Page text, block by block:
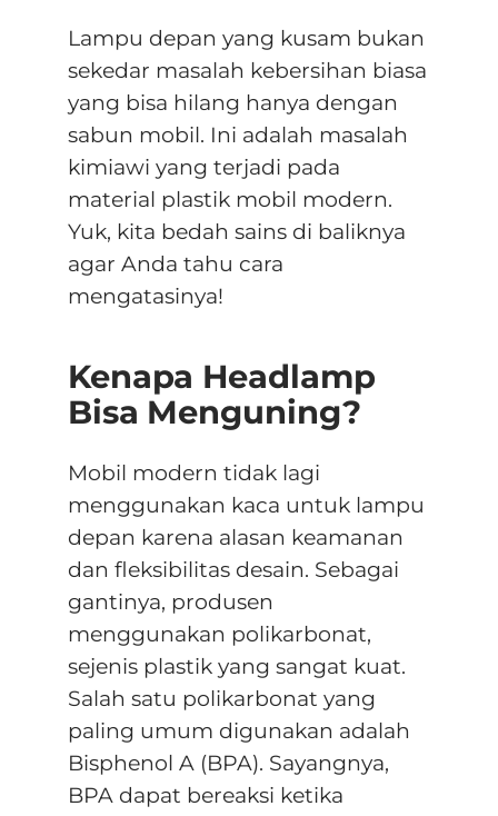
Lampu depan yang kusam bukan
sekedar masalah kebersihan biasa
yang bisa hilang hanya dengan
sabun mobil. Ini adalah masalah
kimiawi yang terjadi pada
material plastik mobil modern.
Yuk, kita bedah sains di baliknya
agar Anda tahu cara
mengatasinya!
Kenapa Headlamp
Bisa Menguning?
Mobil modern tidak lagi
menggunakan kaca untuk lampu
depan karena alasan keamanan
dan fleksibilitas desain. Sebagai
gantinya, produsen
menggunakan polikarbonat,
sejenis plastik yang sangat kuat.
Salah satu polikarbonat yang
paling umum digunakan adalah
Bisphenol A (BPA). Sayangnya,
BPA dapat bereaksi ketika